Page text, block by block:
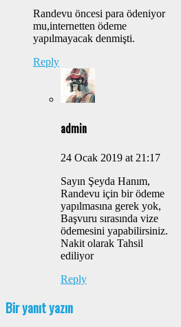
Randevu öncesi para ödeniyor
mu,internetten ödeme
yapılmayacak denmişti.
Reply
admin
24 Ocak 2019 at 21:17
Sayın Şeyda Hanım,
Randevu için bir ödeme
yapılmasına gerek yok,
Başvuru sırasında vize
ödemesini yapabilirsiniz.
Nakit olarak Tahsil
ediliyor
Reply
Bir yanıt yazın